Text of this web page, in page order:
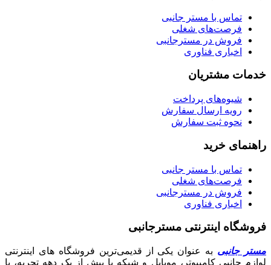
تماس با مستر جانبی
فرصت‌های شغلی
فروش در مسترجانبی
اخباری فناوری
خدمات مشتریان
شیوه‌های پرداخت
رویه ارسال سفارش
نحوه ثبت سفارش
راهنمای خرید
تماس با مستر جانبی
فرصت‌های شغلی
فروش در مسترجانبی
اخباری فناوری
فروشگاه اینترنتی مسترجانبی
مستر جانبی به عنوان یکی از قدیمی‌ترین فروشگاه های اینترنتی
لوازم جانبی کامپیوتر، موبایل و شبکه با بیش از یک دهه تجربه، با